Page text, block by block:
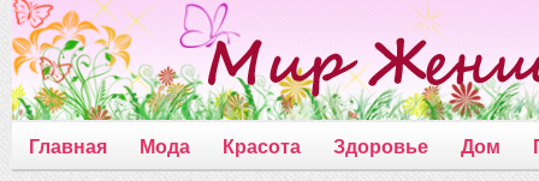
Главная Мода Красота Здоровье Дом